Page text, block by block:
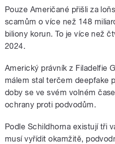
Pouze Američané přišli za
scamům o více než 148
biliony korun. To je více než
2024.
Americký právník z Filadelfie
málem stal terčem deepfake
doby se ve svém volném
ochrany proti podvodům.
Podle Schildhorna existují tři
musí vyřídit okamžitě,